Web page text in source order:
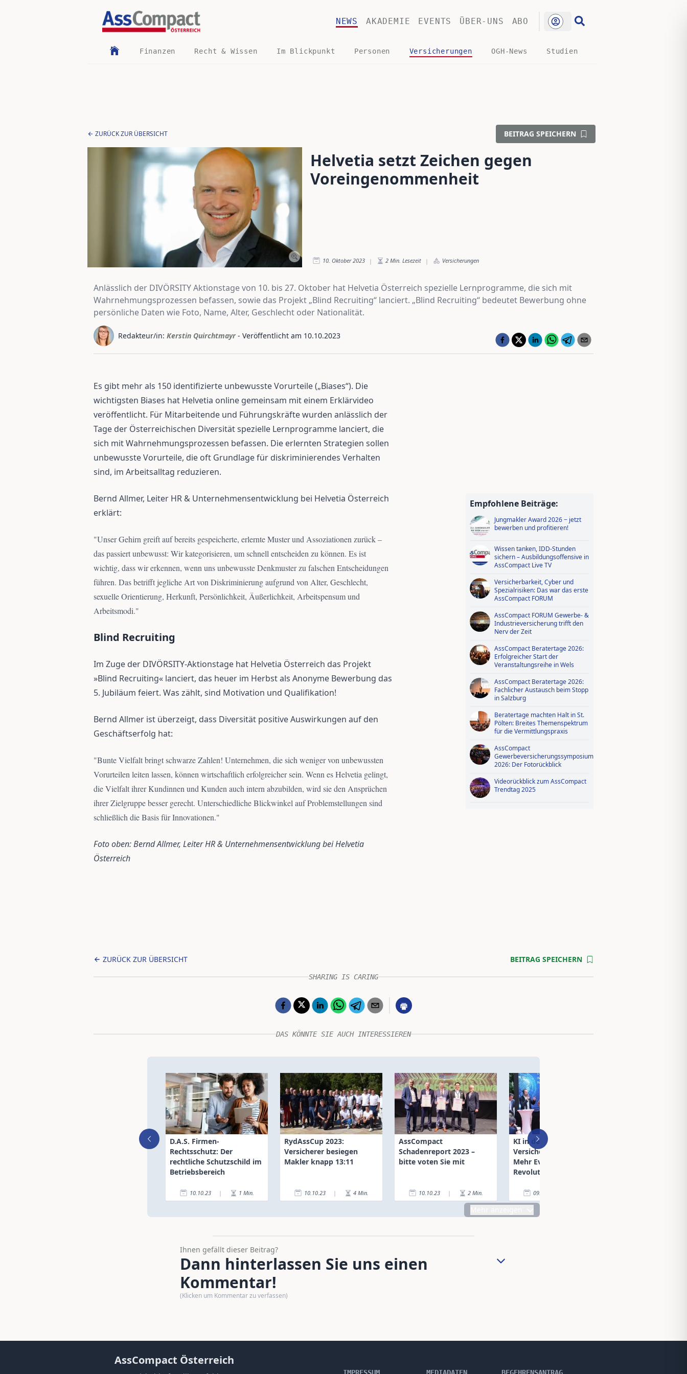
NEWS AKADEMIE EVENTS ÜBER-UNS ABO
Finanzen Recht & Wissen Im Blickpunkt Personen Versicherungen OGH-News Studien
ZURÜCK ZUR ÜBERSICHT BEITRAG SPEICHERN
Helvetia setzt Zeichen gegen
Voreingenommenheit
10. Oktober 2023 | 2 Min. Lesezeit | Versicherungen
Anlässlich der DIVÖRSITY Aktionstage von 10. bis 27. Oktober hat Helvetia Österreich spezielle Lernprogramme, die sich mit
Wahrnehmungsprozessen befassen, sowie das Projekt „Blind Recruiting“ lanciert. „Blind Recruiting“ bedeutet Bewerbung ohne
persönliche Daten wie Foto, Name, Alter, Geschlecht oder Nationalität.
Redakteur/in: Kerstin Quirchtmayr - Veröffentlicht am 10.10.2023
Es gibt mehr als 150 identifizierte unbewusste Vorurteile („Biases“). Die
wichtigsten Biases hat Helvetia online gemeinsam mit einem Erklärvideo
veröffentlicht. Für Mitarbeitende und Führungskräfte wurden anlässlich der
Tage der Österreichischen Diversität spezielle Lernprogramme lanciert, die
sich mit Wahrnehmungsprozessen befassen. Die erlernten Strategien sollen
unbewusste Vorurteile, die oft Grundlage für diskriminierendes Verhalten
sind, im Arbeitsalltag reduzieren.
Bernd Allmer, Leiter HR & Unternehmensentwicklung bei Helvetia Österreich
erklärt:
"Unser Gehirn greift auf bereits gespeicherte, erlernte Muster und Assoziationen zurück –
das passiert unbewusst: Wir kategorisieren, um schnell entscheiden zu können. Es ist
wichtig, dass wir erkennen, wenn uns unbewusste Denkmuster zu falschen Entscheidungen
führen. Das betrifft jegliche Art von Diskriminierung aufgrund von Alter, Geschlecht,
sexuelle Orientierung, Herkunft, Persönlichkeit, Äußerlichkeit, Arbeitspensum und
Arbeitsmodi."
Blind Recruiting
Im Zuge der DIVÖRSITY-Aktionstage hat Helvetia Österreich das Projekt
»Blind Recruiting« lanciert, das heuer im Herbst als Anonyme Bewerbung das
5. Jubiläum feiert. Was zählt, sind Motivation und Qualifikation!
Bernd Allmer ist überzeigt, dass Diversität positive Auswirkungen auf den
Geschäftserfolg hat:
"Bunte Vielfalt bringt schwarze Zahlen! Unternehmen, die sich weniger von unbewussten
Vorurteilen leiten lassen, können wirtschaftlich erfolgreicher sein. Wenn es Helvetia gelingt,
die Vielfalt ihrer Kundinnen und Kunden auch intern abzubilden, wird sie den Ansprüchen
ihrer Zielgruppe besser gerecht. Unterschiedliche Blickwinkel auf Problemstellungen sind
schließlich die Basis für Innovationen."
Foto oben: Bernd Allmer, Leiter HR & Unternehmensentwicklung bei Helvetia
Österreich
Empfohlene Beiträge:
Jungmakler Award 2026 − jetzt
bewerben und profitieren!
Wissen tanken, IDD-Stunden
sichern – Ausbildungsoffensive in
AssCompact Live TV
Versicherbarkeit, Cyber und
Spezialrisiken: Das war das erste
AssCompact FORUM
AssCompact FORUM Gewerbe- &
Industrieversicherung trifft den
Nerv der Zeit
AssCompact Beratertage 2026:
Erfolgreicher Start der
Veranstaltungsreihe in Wels
AssCompact Beratertage 2026:
Fachlicher Austausch beim Stopp
in Salzburg
Beratertage machten Halt in St.
Pölten: Breites Themenspektrum
für die Vermittlungspraxis
AssCompact
Gewerbeversicherungssymposium
2026: Der Fotorückblick
Videorückblick zum AssCompact
Trendtag 2025
ZURÜCK ZUR ÜBERSICHT BEITRAG SPEICHERN
SHARING IS CARING
DAS KÖNNTE SIE AUCH INTERESSIEREN
D.A.S. Firmen-
Rechtsschutz: Der
rechtliche Schutzschild im
Betriebsbereich
10.10.23 | 1 Min.
RydAssCup 2023:
Versicherer besiegen
Makler knapp 13:11
10.10.23 | 4 Min.
AssCompact
Schadenreport 2023 –
bitte voten Sie mit
10.10.23 | 2 Min.
KI in der
Versicherungswirtschaft:
Mehr Evolution als
Revolution
09.10.23
Ihnen gefällt dieser Beitrag?
Dann hinterlassen Sie uns einen
Kommentar!
(Klicken um Kommentar zu verfassen)
AssCompact Österreich